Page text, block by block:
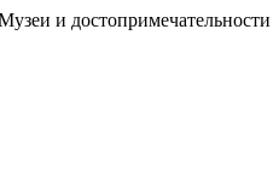
и достопримечательности